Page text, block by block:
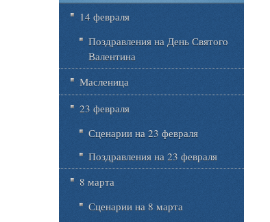
14 февраля
Поздравления на День Святого
Валентина
Масленица
23 февраля
Сценарии на 23 февраля
Поздравления на 23 февраля
8 марта
Сценарии на 8 марта